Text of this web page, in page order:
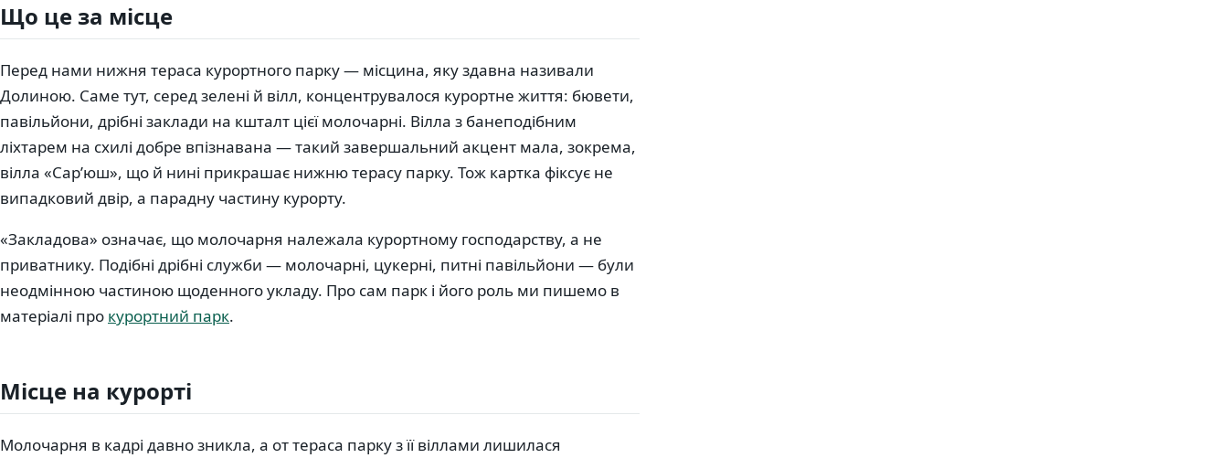
Що це за місце
Перед нами нижня тераса курортного парку — місцина, яку здавна називали
Долиною. Саме тут, серед зелені й вілл, концентрувалося курортне життя: бювети,
павільйони, дрібні заклади на кшталт цієї молочарні. Вілла з банеподібним
ліхтарем на схилі добре впізнавана — такий завершальний акцент мала, зокрема,
вілла «Сар’юш», що й нині прикрашає нижню терасу парку. Тож картка фіксує не
випадковий двір, а парадну частину курорту.
«Закладова» означає, що молочарня належала курортному господарству, а не
приватнику. Подібні дрібні служби — молочарні, цукерні, питні павільйони — були
неодмінною частиною щоденного укладу. Про сам парк і його роль ми пишемо в
матеріалі про курортний парк.
Місце на курорті
Молочарня в кадрі давно зникла, а от тераса парку з її віллами лишилася